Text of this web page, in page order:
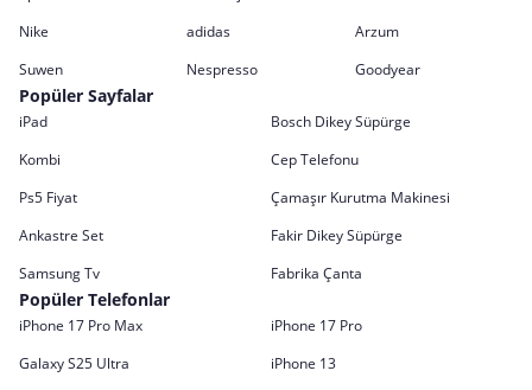
Nike
adidas
Arzum
Suwen
Nespresso Goodyear
Popüler Sayfalar
iPad
Bosch Dikey Süpürge
Kombi
Cep Telefonu
Ps5 Fiyat
Çamaşır Kurutma Makinesi
Ankastre Set
Fakir Dikey Süpürge
Samsung Tv
Fabrika Çanta
Popüler Telefonlar
iPhone 17 Pro Max
iPhone 17 Pro
Galaxy S25 Ultra
iPhone 13